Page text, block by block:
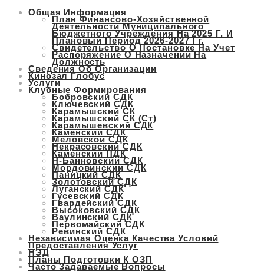
Перейти
содержимому
Общая Информация
План Финансово-Хозяйственной
Деятельности Муниципального
Бюджетного Учреждения На 2025 Г. И
Плановый Период 2026-2027 Гг.
Свидетельство О Постановке На Учет
Распоряжение О Назначении На
Должность
Сведения Об Организации
Кинозал Глобус
Услуги
Клубные Формирования
Бобровский СДК
Ключевский СДК
Карамышский СК
Карамышский СК (ст)
Карамышевский СДК
Каменский СДК
Меловской СДК
Некрасовский СДК
Каменский ПДК
Н-Банновский СДК
Мордовинский СДК
Паницкий СДК
Золотовский СДК
Луганский СДК
Гусевский СДК
Гвардейский СДК
Высоковский СДК
Ваулинский СДК
Первомайский СДК
Ревинский СДК
Независимая Оценка Качества Условий
Предоставления Услуг
НЭД
Планы Подготовки К ОЗП
Часто Задаваемые Вопросы